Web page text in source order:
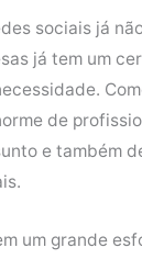
sociais já
já tem um
de
e também
um grande